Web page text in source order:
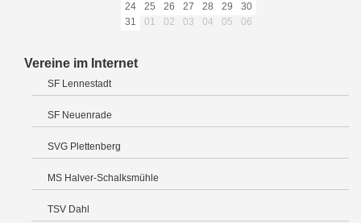
24
25 26 27 28 29
30
31
01 02 03 04 05 06
Vereine im Internet
SF Lennestadt
SF Neuenrade
SVG Plettenberg
MS Halver-Schalksmühle
TSV Dahl